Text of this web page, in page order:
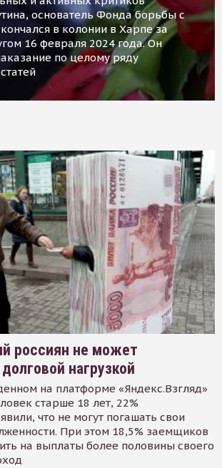
основатель Фонда борьбы с
в колонии в Харпе за
16 февраля 2024 года. Он
по целому ряду
россиян не может
нагрузкой
на платформе «Яндекс.Взгляд»
старше 18 лет, 22%
что не могут погашать свои
При этом 18,5% заемщиков
на выплаты более половины своего